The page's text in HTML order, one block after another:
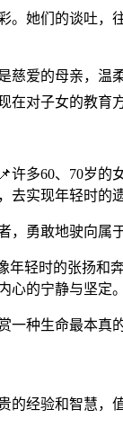
她们的谈吐
慈爱的母亲，
对子女的教育
多60、70岁
实现年轻时的
勇敢地驶向属
轻时的张扬
心的宁静与坚定。
种生命最本真
经验和智慧